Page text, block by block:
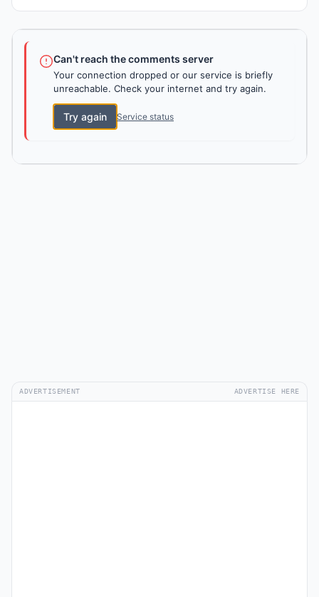
Can't reach the comments server
Your connection dropped or our service is briefly
unreachable. Check your internet and try again.
Try again Service status
ADVERTISEMENT ADVERTISE HERE